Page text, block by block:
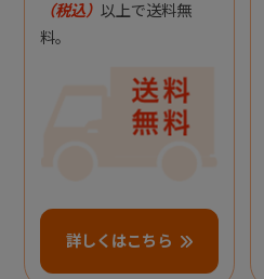
（税込） 以上で送料無
料。
詳しくはこちら